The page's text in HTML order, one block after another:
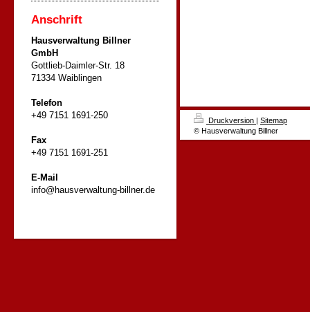
Anschrift
Hausverwaltung Billner
GmbH
Gottlieb-Daimler-Str. 18
71334 Waiblingen
Telefon
+49 7151 1691-250
Fax
+49 7151 1691-251
E-Mail
info@hausverwaltung-billner.de
Druckversion | Sitemap
© Hausverwaltung Billner